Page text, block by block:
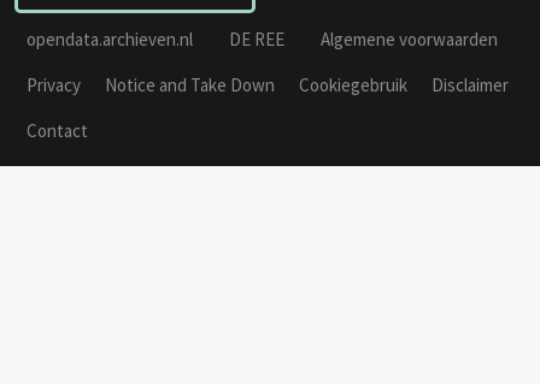
opendata.archieven.nl DE REE
Algemene voorwaarden
Privacy
Notice and Take Down Cookiegebruik
Disclaimer
Contact